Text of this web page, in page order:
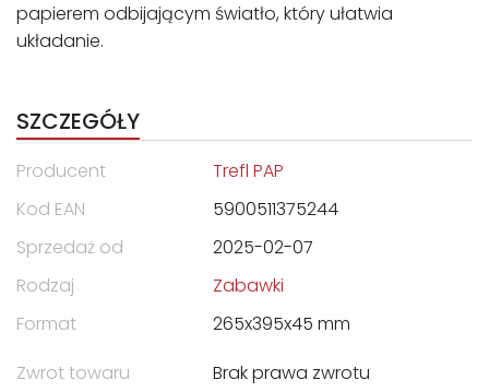
papierem odbijającym światło, który ułatwia
układanie.
SZCZEGÓŁY
Producent
Trefl PAP
Kod EAN
5900511375244
Sprzedaż od
2025-02-07
Rodzaj
Zabawki
Format
265x395x45 mm
Zwrot towaru
Brak prawa zwrotu